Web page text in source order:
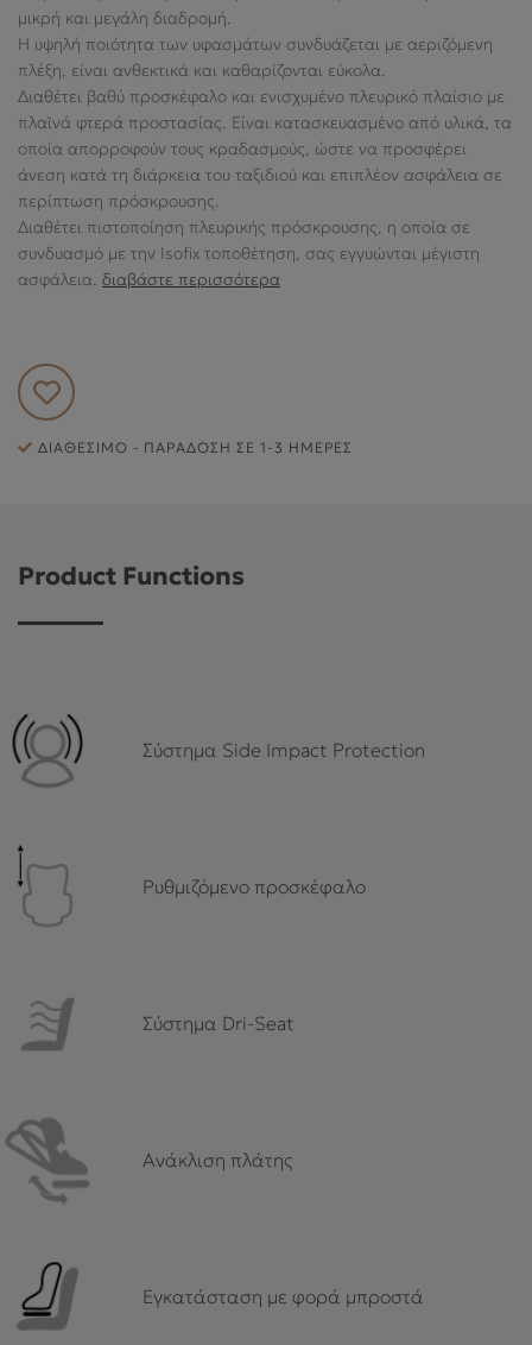
μικρή και μεγάλη διαδρομή.
Η υψηλή ποιότητα των υφασμάτων συνδυάζεται με αεριζόμενη
πλέξη, είναι ανθεκτικά και καθαρίζονται εύκολα.
Διαθέτει βαθύ προσκέφαλο και ενισχυμένο πλευρικό πλαίσιο με
πλαϊνά φτερά προστασίας. Είναι κατασκευασμένο από υλικά, τα
οποία απορροφούν τους κραδασμούς, ώστε να προσφέρει
άνεση κατά τη διάρκεια του ταξιδιού και επιπλέον ασφάλεια σε
περίπτωση πρόσκρουσης.
Διαθέτει πιστοποίηση πλευρικής πρόσκρουσης, η οποία σε
συνδυασμό με την Isofix τοποθέτηση, σας εγγυώνται μέγιστη
ασφάλεια. διαβάστε περισσότερα
ΔΙΑΘΈΣΙΜΟ - ΠΑΡΆΔΟΣΗ ΣΕ 1-3 ΗΜΈΡΕΣ
Product Functions
Σύστημα Side Impact Protection
Ρυθμιζόμενο προσκέφαλο
Σύστημα Dri-Seat
Ανάκλιση πλάτης
Εγκατάσταση με φορά μπροστά